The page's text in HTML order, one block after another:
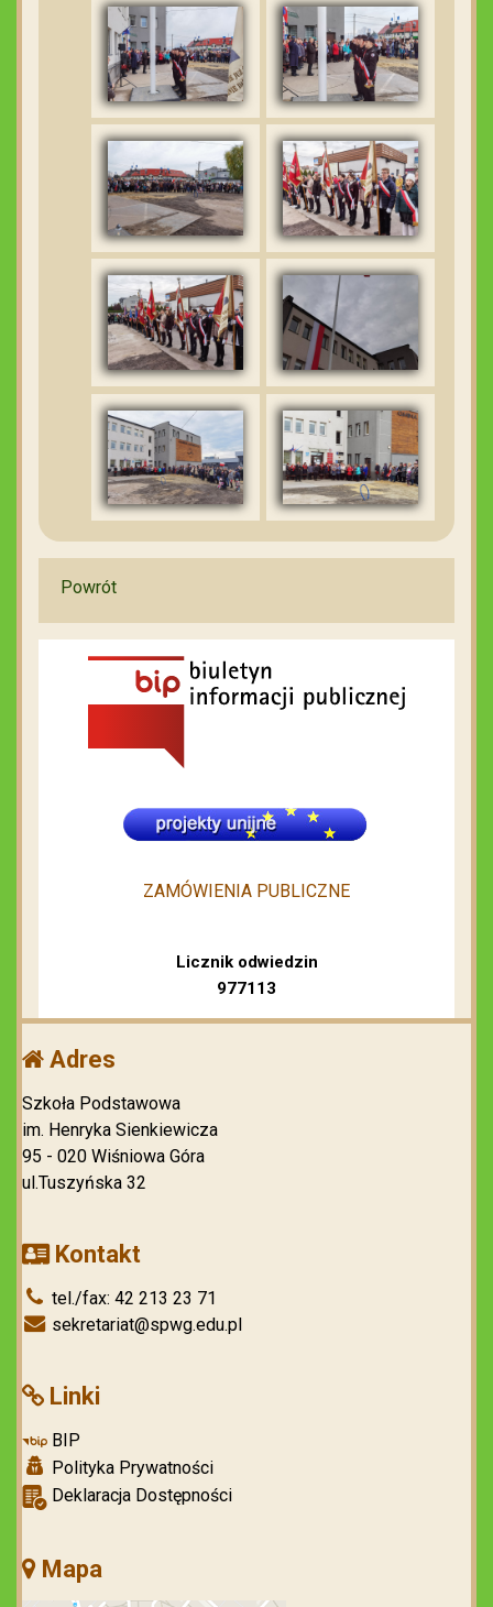
Powrót
ZAMÓWIENIA PUBLICZNE
Licznik odwiedzin
977113
Adres
Szkoła Podstawowa
im. Henryka Sienkiewicza
95 - 020 Wiśniowa Góra
ul.Tuszyńska 32
Kontakt
tel./fax: 42 213 23 71
sekretariat@spwg.edu.pl
Linki
BIP
Polityka Prywatności
Deklaracja Dostępności
Mapa